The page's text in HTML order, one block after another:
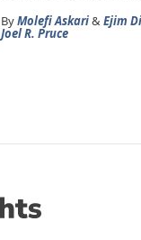
ByMolefi Askari&Ejim
Joel R. Pruce